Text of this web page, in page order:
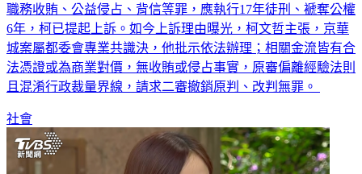
職務收賄、公益侵占、背信等罪，應執行17年徒刑、褫奪公權
6年，柯已提起上訴。如今上訴理由曝光，柯文哲主張，京華
城案屬都委會專業共識決，他批示依法辦理；相關金流皆有合
法憑證或為商業對價，無收賄或侵占事實，原審偏離經驗法則
且混淆行政裁量界線，請求二審撤銷原判、改判無罪。
社會